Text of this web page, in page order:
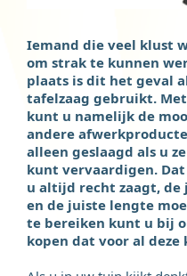
Iemand die veel klust
om strak te kunnen
plaats is dit het geval
tafelzaag gebruikt.
kunt u namelijk de
andere
alleen geslaagd als u
kunt vervaardigen.
u altijd recht zaagt, de
en de juiste lengte
te bereiken kunt u bij
kopen dat voor al